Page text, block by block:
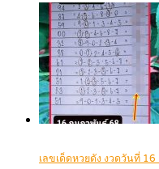
เลขเด็ดหวยดัง งวดวันที่